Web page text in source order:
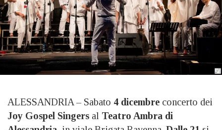
ALESSANDRIA – Sabato 4 dicembre concerto dei
Joy Gospel Singers al Teatro Ambra di